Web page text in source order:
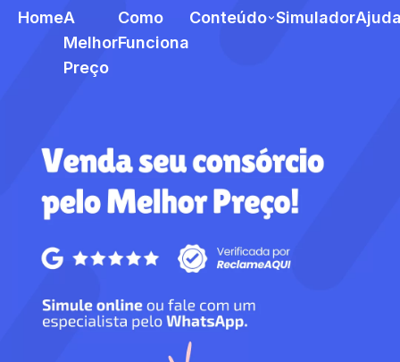
HomeA
Melhor
Preço
Como
Funciona
Conteúdo Simulador